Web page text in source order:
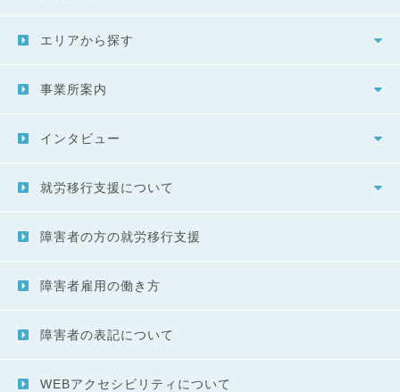
エリアから探す
事業所案内
インタビュー
就労移行支援について
障害者の方の就労移行支援
障害者雇用の働き方
障害者の表記について
WEBアクセシビリティについて